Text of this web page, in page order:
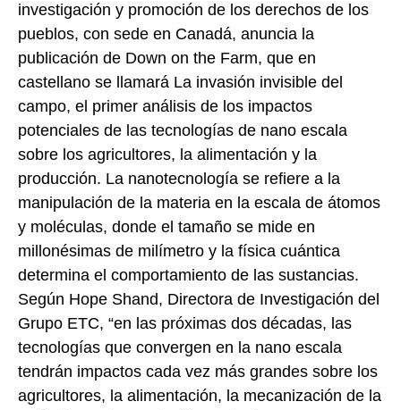
investigación y promoción de los derechos de los
pueblos, con sede en Canadá, anuncia la
publicación de Down on the Farm, que en
castellano se llamará La invasión invisible del
campo, el primer análisis de los impactos
potenciales de las tecnologías de nano escala
sobre los agricultores, la alimentación y la
producción. La nanotecnología se refiere a la
manipulación de la materia en la escala de átomos
y moléculas, donde el tamaño se mide en
millonésimas de milímetro y la física cuántica
determina el comportamiento de las sustancias.
Según Hope Shand, Directora de Investigación del
Grupo ETC, “en las próximas dos décadas, las
tecnologías que convergen en la nano escala
tendrán impactos cada vez más grandes sobre los
agricultores, la alimentación, la mecanización de la